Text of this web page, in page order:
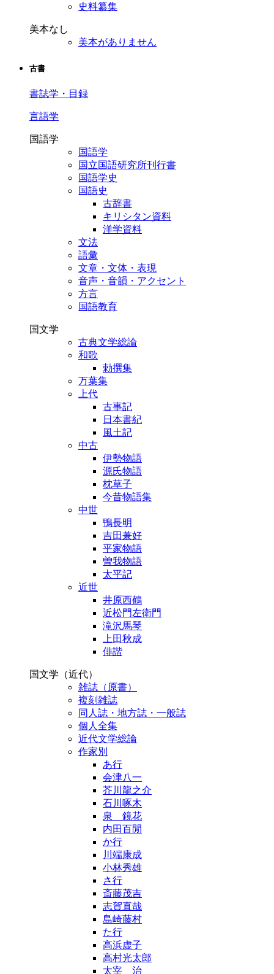
史料纂集
美本なし
美本がありません
古書
書誌学・目録
言語学
国語学
国語学
国立国語研究所刊行書
国語学史
国語史
古辞書
キリシタン資料
洋学資料
文法
語彙
文章・文体・表現
音声・音韻・アクセント
方言
国語教育
国文学
古典文学総論
和歌
勅撰集
万葉集
上代
古事記
日本書紀
風土記
中古
伊勢物語
源氏物語
枕草子
今昔物語集
中世
鴨長明
吉田兼好
平家物語
曽我物語
太平記
近世
井原西鶴
近松門左衛門
滝沢馬琴
上田秋成
俳諧
国文学（近代）
雑誌（原書）
複刻雑誌
同人誌・地方誌・一般誌
個人全集
近代文学総論
作家別
あ行
会津八一
芥川龍之介
石川啄木
泉 鏡花
内田百閒
か行
川端康成
小林秀雄
さ行
斎藤茂吉
志賀直哉
島崎藤村
た行
高浜虚子
高村光太郎
太宰 治